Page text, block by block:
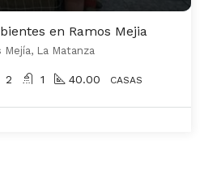
en Ramos Mejia
Mejía, La Matanza
2 1 40.00 CASAS